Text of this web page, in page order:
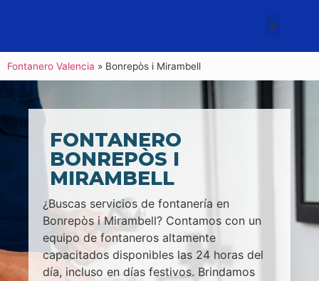
Fontanero Valencia » Bonrepòs i Mirambell
FONTANERO
BONREPÒS I
MIRAMBELL
¿Buscas servicios de fontanería en
Bonrepòs i Mirambell? Contamos con un
equipo de fontaneros altamente
capacitados disponibles las 24 horas del
día, incluso en días festivos. Brindamos